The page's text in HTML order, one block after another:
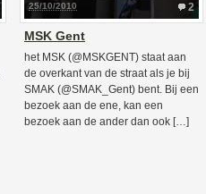
2
25/10/2010
MSK Gent
het MSK (@MSKGENT) staat aan
de overkant van de straat als je bij
SMAK (@SMAK_Gent) bent. Bij een
bezoek aan de ene, kan een
bezoek aan de ander dan ook […]